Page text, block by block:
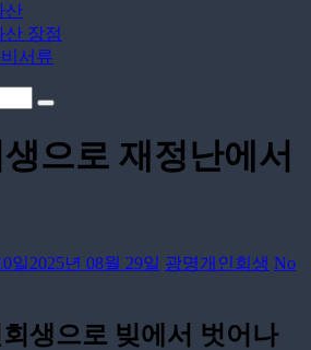
산
산 장점
서류
으로 재정난에서
일2025년 08월 29일 광명개인회생 No
생으로 빚에서 벗어나